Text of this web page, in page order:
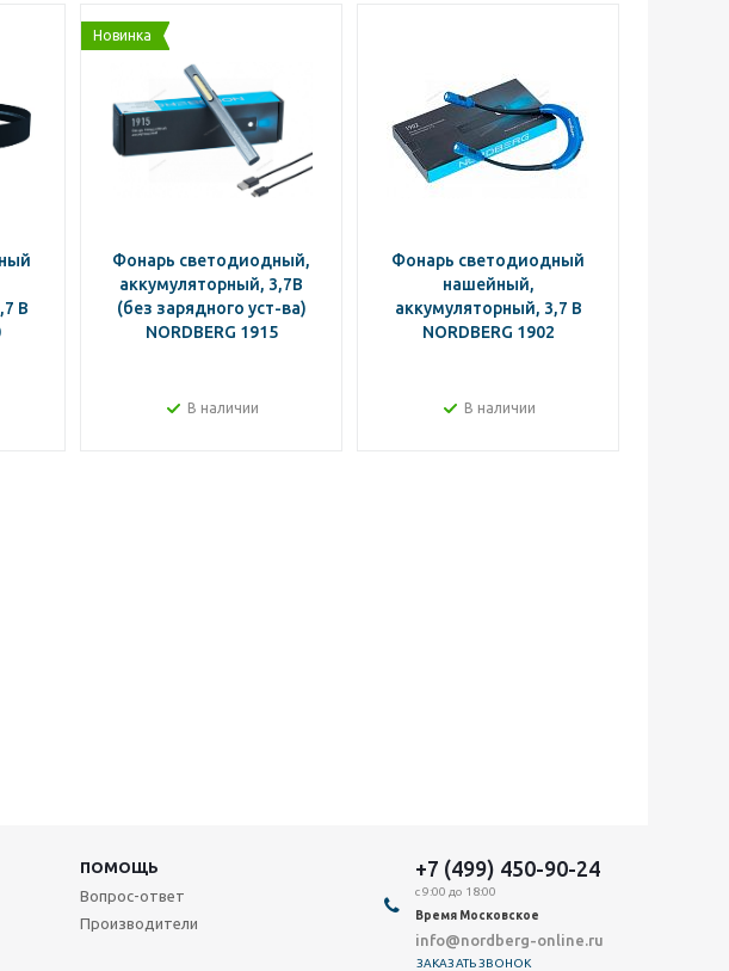
В
Новинка
Фонарь светодиодный,
аккумуляторный, 3,7В
(без зарядного уст-ва)
NORDBERG 1915
В наличии
Фонарь светодиодный
нашейный,
аккумуляторный, 3,7 В
NORDBERG 1902
В наличии
ПОМОЩЬ
Вопрос-ответ
Производители
+7 (499) 450-90-24
с 9:00 до 18:00
Время Московское
info@nordberg-online.ru
ЗАКАЗАТЬ ЗВОНОК